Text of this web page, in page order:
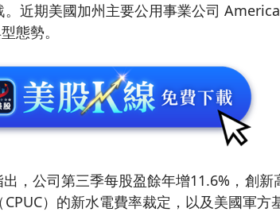
近期美國加州主要公用事業公司
態勢。
，公司第三季每股盈餘年增11.6%，創新
）的新水電費率裁定，以及美國軍方